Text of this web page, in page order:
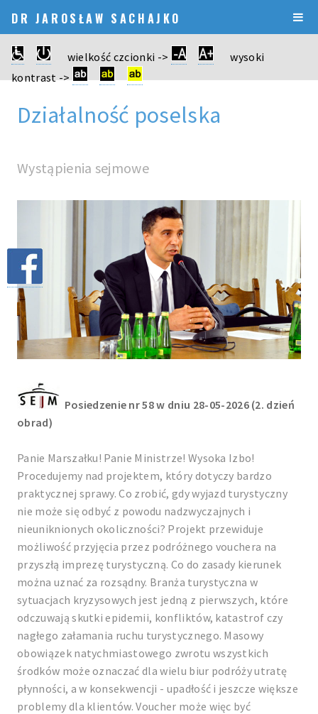
DR JAROSŁAW SACHAJKO
wielkość czcionki ->
wysoki
kontrast ->
Działalność poselska
Wystąpienia sejmowe
Posiedzenie nr 58 w dniu 28-05-2026 (2. dzień
obrad)
Panie Marszałku! Panie Ministrze! Wysoka Izbo!
Procedujemy nad projektem, który dotyczy bardzo
praktycznej sprawy. Co zrobić, gdy wyjazd turystyczny
nie może się odbyć z powodu nadzwyczajnych i
nieuniknionych okoliczności? Projekt przewiduje
możliwość przyjęcia przez podróżnego vouchera na
przyszłą imprezę turystyczną. Co do zasady kierunek
można uznać za rozsądny. Branża turystyczna w
sytuacjach kryzysowych jest jedną z pierwszych, które
odczuwają skutki epidemii, konfliktów, katastrof czy
nagłego załamania ruchu turystycznego. Masowy
obowiązek natychmiastowego zwrotu wszystkich
środków może oznaczać dla wielu biur podróży utratę
płynności, a w konsekwencji - upadłość i jeszcze większe
problemy dla klientów. Voucher może więc być